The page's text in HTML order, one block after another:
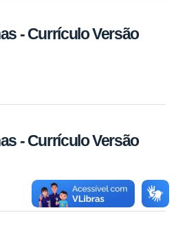
- Currículo Versão
- Currículo Versão